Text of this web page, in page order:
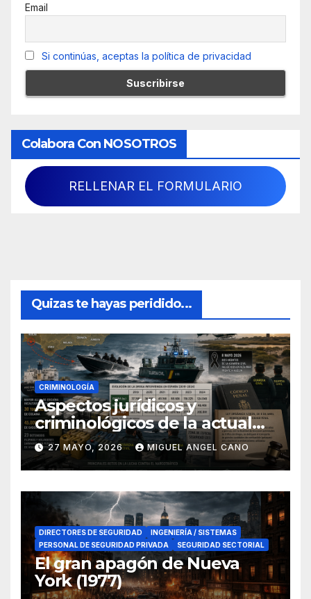
Email
Si continúas, aceptas la política de privacidad
Colabora Con NOSOTROS
RELLENAR EL FORMULARIO
Quizas te hayas peridido...
CRIMINOLOGÍA
Aspectos jurídicos y
criminológicos de la actual
lucha contra el narcotráfico
en el sur de España
27 MAYO, 2026 MIGUEL ANGEL CANO
DIRECTORES DE SEGURIDAD
INGENIERÍA / SISTEMAS
PERSONAL DE SEGURIDAD PRIVADA
SEGURIDAD SECTORIAL
El gran apagón de Nueva
York (1977)